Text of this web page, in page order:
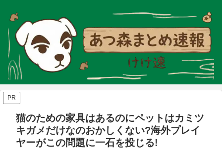
PR
猫のための家具はあるのにペットはカミツ
キガメだけなのおかしくない?海外プレイ
ヤーがこの問題に一石を投じる!